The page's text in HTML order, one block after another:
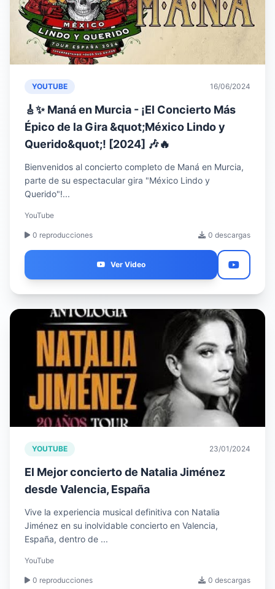
YOUTUBE 16/06/2024
🎸✨ Maná en Murcia - ¡El Concierto Más
Épico de la Gira &quot;México Lindo y
Querido&quot;! [2024] 🎶🔥
Bienvenidos al concierto completo de Maná en Murcia,
parte de su espectacular gira "México Lindo y
Querido"!...
YouTube
0 reproducciones 0 descargas
Ver Video
YOUTUBE 23/01/2024
El Mejor concierto de Natalia Jiménez
desde Valencia, España
Vive la experiencia musical definitiva con Natalia
Jiménez en su inolvidable concierto en Valencia,
España, dentro de ...
YouTube
0 reproducciones 0 descargas